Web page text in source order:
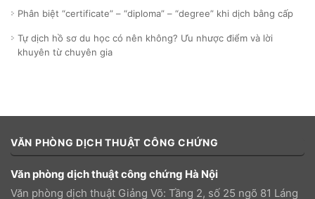
Phân biệt “certificate” – “diploma” – “degree” khi dịch bằng cấp
Tự dịch hồ sơ du học có nên không? Ưu nhược điểm và lời
khuyên từ chuyên gia
VĂN PHÒNG DỊCH THUẬT CÔNG CHỨNG
Văn phòng dịch thuật công chứng Hà Nội
Văn phòng dịch thuật Giảng Võ: Tầng 2, số 25 ngõ 81 Láng